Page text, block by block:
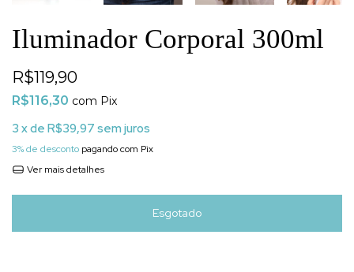
Iluminador Corporal 300ml
R$119,90
R$116,30 com Pix
3 x de R$39,97 sem juros
3% de desconto pagando com Pix
Ver mais detalhes